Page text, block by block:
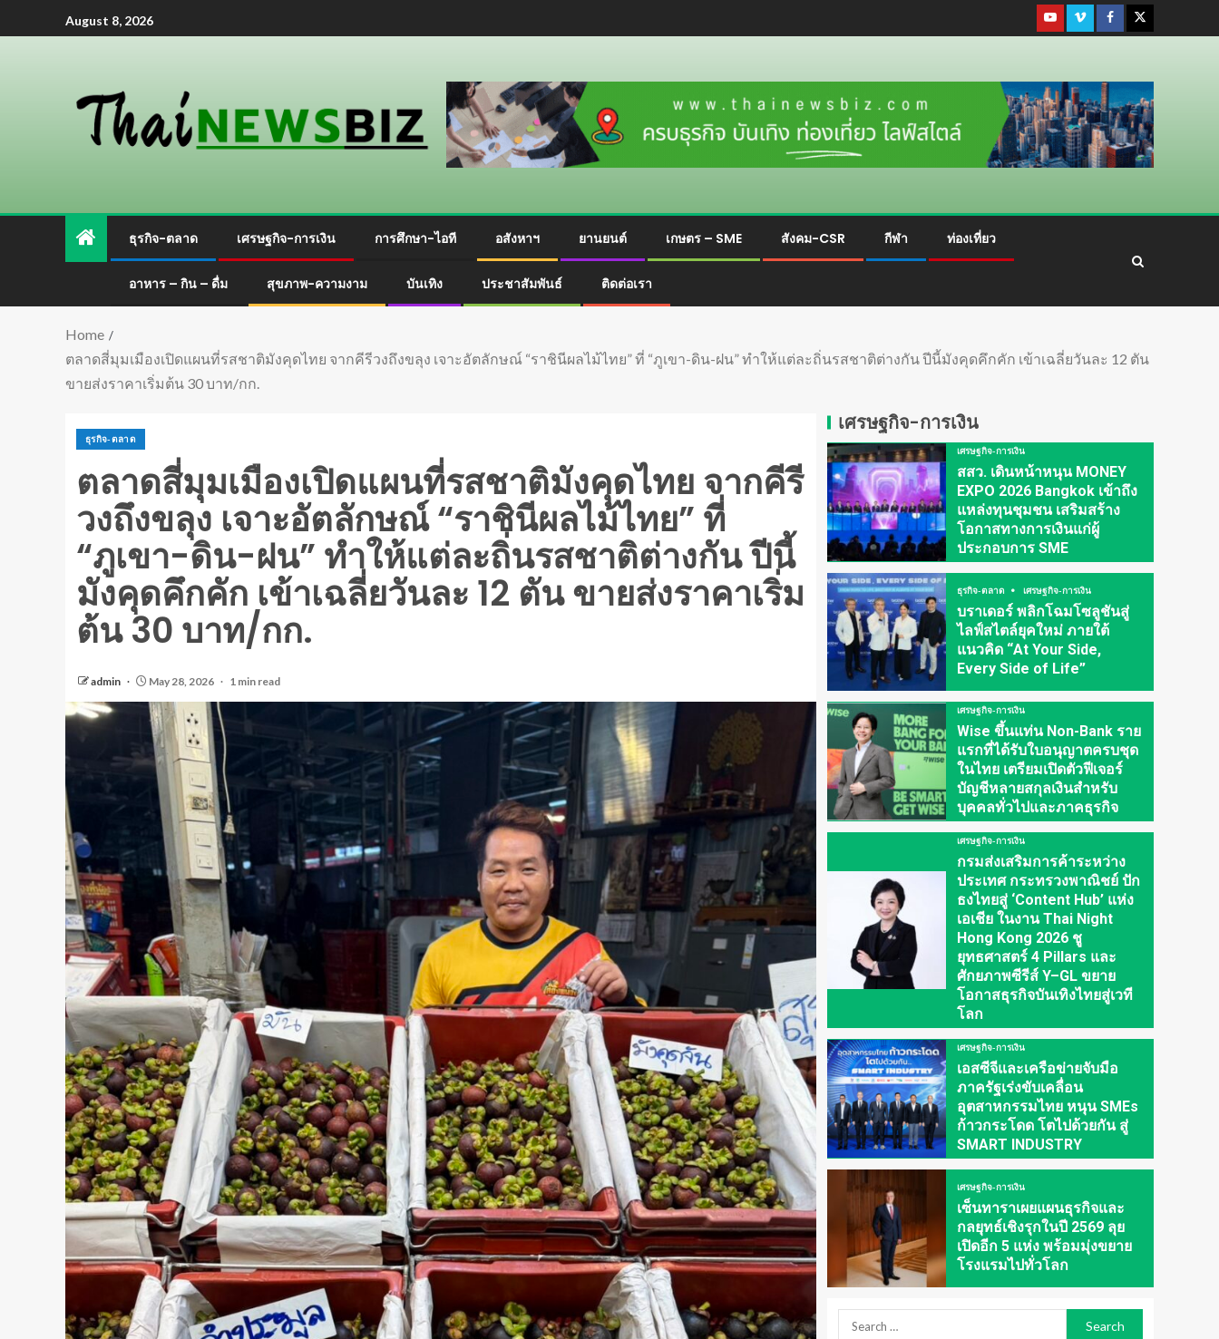
August 8, 2026
ธุรกิจ-ตลาด เศรษฐกิจ-การเงิน การศึกษา-ไอที อสังหาฯ ยานยนต์ เกษตร – SME สังคม-CSR กีฬา ท่องเที่ยว
อาหาร – กิน – ดื่ม สุขภาพ-ความงาม บันเทิง ประชาสัมพันธ์ ติดต่อเรา
Home
ตลาดสี่มุมเมืองเปิดแผนที่รสชาติมังคุดไทย จากคีรีวงถึงขลุง เจาะอัตลักษณ์ “ราชินีผลไม้ไทย” ที่ “ภูเขา-ดิน-ฝน” ทำให้แต่ละถิ่นรสชาติต่างกัน ปีนี้มังคุดคึกคัก เข้าเฉลี่ยวันละ 12 ตัน
ขายส่งราคาเริ่มต้น 30 บาท/กก.
ธุรกิจ-ตลาด
ตลาดสี่มุมเมืองเปิดแผนที่รสชาติมังคุดไทย จากคีรี
วงถึงขลุง เจาะอัตลักษณ์ “ราชินีผลไม้ไทย” ที่
“ภูเขา-ดิน-ฝน” ทำให้แต่ละถิ่นรสชาติต่างกัน ปีนี้
มังคุดคึกคัก เข้าเฉลี่ยวันละ 12 ตัน ขายส่งราคาเริ่ม
ต้น 30 บาท/กก.
admin May 28, 2026 1 min read
เศรษฐกิจ-การเงิน
เศรษฐกิจ-การเงิน
สสว. เดินหน้าหนุน MONEY
EXPO 2026 Bangkok เข้าถึง
แหล่งทุนชุมชน เสริมสร้าง
โอกาสทางการเงินแก่ผู้
ประกอบการ SME
ธุรกิจ-ตลาด เศรษฐกิจ-การเงิน
บราเดอร์ พลิกโฉมโซลูชันสู่
ไลฟ์สไตล์ยุคใหม่ ภายใต้
แนวคิด “At Your Side,
Every Side of Life”
เศรษฐกิจ-การเงิน
Wise ขึ้นแท่น Non-Bank ราย
แรกที่ได้รับใบอนุญาตครบชุด
ในไทย เตรียมเปิดตัวฟีเจอร์
บัญชีหลายสกุลเงินสำหรับ
บุคคลทั่วไปและภาคธุรกิจ
เศรษฐกิจ-การเงิน
กรมส่งเสริมการค้าระหว่าง
ประเทศ กระทรวงพาณิชย์ ปัก
ธงไทยสู่ ‘Content Hub’ แห่ง
เอเชีย ในงาน Thai Night
Hong Kong 2026 ชู
ยุทธศาสตร์ 4 Pillars และ
ศักยภาพซีรีส์ Y–GL ขยาย
โอกาสธุรกิจบันเทิงไทยสู่เวที
โลก
เศรษฐกิจ-การเงิน
เอสซีจีและเครือข่ายจับมือ
ภาครัฐเร่งขับเคลื่อน
อุตสาหกรรมไทย หนุน SMEs
ก้าวกระโดด โตไปด้วยกัน สู่
SMART INDUSTRY
เศรษฐกิจ-การเงิน
เซ็นทาราเผยแผนธุรกิจและ
กลยุทธ์เชิงรุกในปี 2569 ลุย
เปิดอีก 5 แห่ง พร้อมมุ่งขยาย
โรงแรมไปทั่วโลก